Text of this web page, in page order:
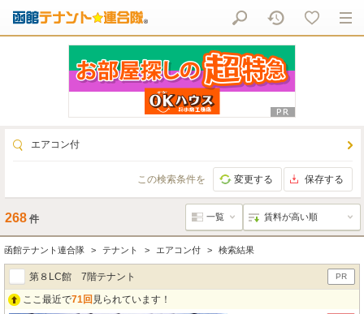
エアコン付
この検索条件を 変更する 保存する
268 件
函館テナント連合隊 テナント エアコン付 検索結果
PR
第８LC館 7階テナント
ここ最近で71回 見られています！